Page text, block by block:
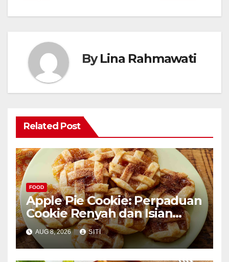
ByLina Rahmawati
Related Post
FOOD
Apple Pie Cookie: Perpaduan
Cookie Renyah dan Isian
Apel
AUG 8, 2026 SITI